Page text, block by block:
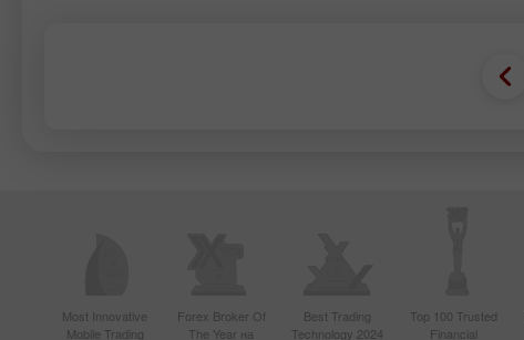
Most Innovative
Mobile Trading
Forex Broker Of
The Year на
Best Trading
Technology 2024
Top 100 Trusted
Financial